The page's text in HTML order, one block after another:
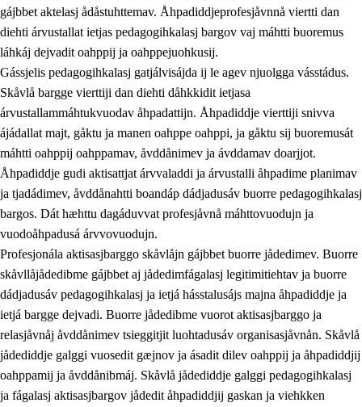
gájbbet aktelasj ådåstuhttemav. Åhpadiddjeprofesjåvnnå viertti dan
diehti árvustallat ietjas pedagogihkalasj bargov vaj máhtti buoremus
láhkáj dejvadit oahppij ja oahppejuohkusij.
Gássjelis pedagogihkalasj gatjálvisájda ij le agev njuolgga vásstádus.
Skåvlå bargge vierttiji dan diehti dåhkkidit ietjasa
árvustallammáhtukvuodav åhpadattijn. Åhpadiddje vierttiji snivva
ájádallat majt, gåktu ja manen oahppe oahppi, ja gåktu sij buoremusát
máhtti oahppij oahppamav, åvddånimev ja ávddamav doarjjot.
Åhpadiddje gudi aktisattjat árvvaladdi ja árvustalli åhpadime planimav
ja tjadádimev, åvddånahtti boandáp dádjadusáv buorre pedagogihkalasj
bargos. Dát hæhttu dagáduvvat profesjåvnå máhttovuodujn ja
vuodoåhpadusá árvvovuodujn.
Profesjonála aktisasjbarggo skåvlåjn gájbbet buorre jådedimev. Buorre
skåvllåjådedibme gájbbet aj jådedimfágalasj legitimitiehtav ja buorre
dádjadusáv pedagogihkalasj ja ietjá hásstalusájs majna åhpadiddje ja
ietjá bargge dejvadi. Buorre jådedibme vuorot aktisasjbarggo ja
relasjåvnåj åvddånimev tsieggitjit luohtadusáv organisasjåvnån. Skåvlå
jådediddje galggi vuosedit gæjnov ja ásadit dilev oahppij ja åhpadiddjij
oahppamij ja åvddånibmáj. Skåvlå jådediddje galggi pedagogihkalasj
ja fágalasj aktisasjbargov jådedit åhpadiddjij gaskan ja viehkken